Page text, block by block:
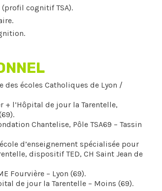
cognitif TSA).
des écoles Catholiques de Lyon /
+ l’Hôpital de jour la Tarentelle,
Chantelise, Pôle TSA69 – Tassin
d’enseignement spécialisée pour
dispositif TED, CH Saint Jean de
Fourvière – Lyon (69).
de jour la Tarentelle – Moins (69).